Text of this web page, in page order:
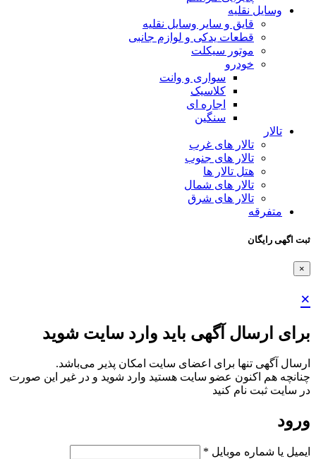
وسایل نقلیه
قایق و سایر وسایل نقلیه
قطعات یدکی و لوازم جانبی
موتور سیکلت
خودرو
سواری و وانت
کلاسیک
اجاره ای
سنگین
تالار
تالار های غرب
تالار های جنوب
هتل تالار ها
تالار های شمال
تالار های شرق
متفرقه
ثبت اگهی رایگان
×
×
برای ارسال آگهی باید وارد سایت شوید
ارسال آگهی تنها برای اعضای سایت امکان پذیر می‌باشد.
چنانچه هم‌ اکنون عضو سایت هستید وارد شوید و در غیر این صورت
در سایت ثبت نام کنید
ورود
ایمیل یا شماره موبایل *